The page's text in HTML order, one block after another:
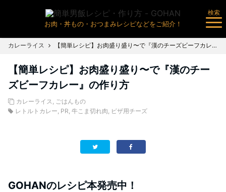
お肉・丼もの・おつまみレシピなどをご紹介！
検索
カレーライス 【簡単レシピ】お肉盛り盛り〜で『漢のチーズビーフカレー』の作り方
【簡単レシピ】お肉盛り盛り〜で『漢のチー
ズビーフカレー』の作り方
カレーライス, ごはんもの
レトルトカレー, PR, 牛こま切れ肉, ピザ用チーズ
GOHANのレシピ本発売中！